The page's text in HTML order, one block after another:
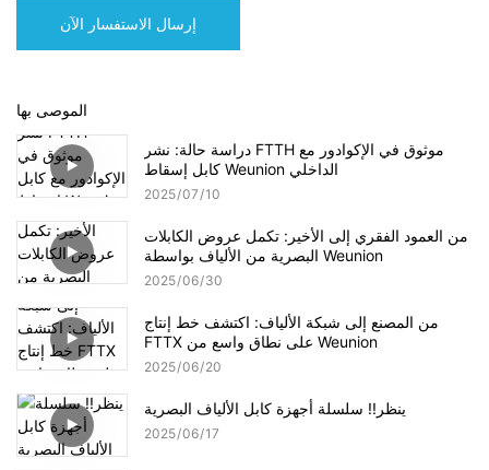
إرسال الاستفسار الآن
الموصى بها
دراسة حالة: نشر FTTH موثوق في الإكوادور مع
كابل إسقاط Weunion الداخلي
2025 07 10
من العمود الفقري إلى الأخير: تكمل عروض الكابلات
البصرية من الألياف بواسطة Weunion
2025 06 30
من المصنع إلى شبكة الألياف: اكتشف خط إنتاج
FTTX على نطاق واسع من Weunion
2025 06 20
ينظر!! سلسلة أجهزة كابل الألياف البصرية
2025 06 17